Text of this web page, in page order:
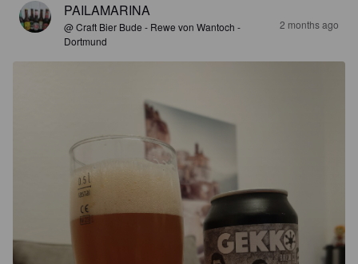
PAILAMARINA
@ Craft Bier Bude - Rewe von Wantoch -
Dortmund
2 months ago